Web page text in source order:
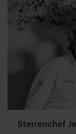
Sterrenchef